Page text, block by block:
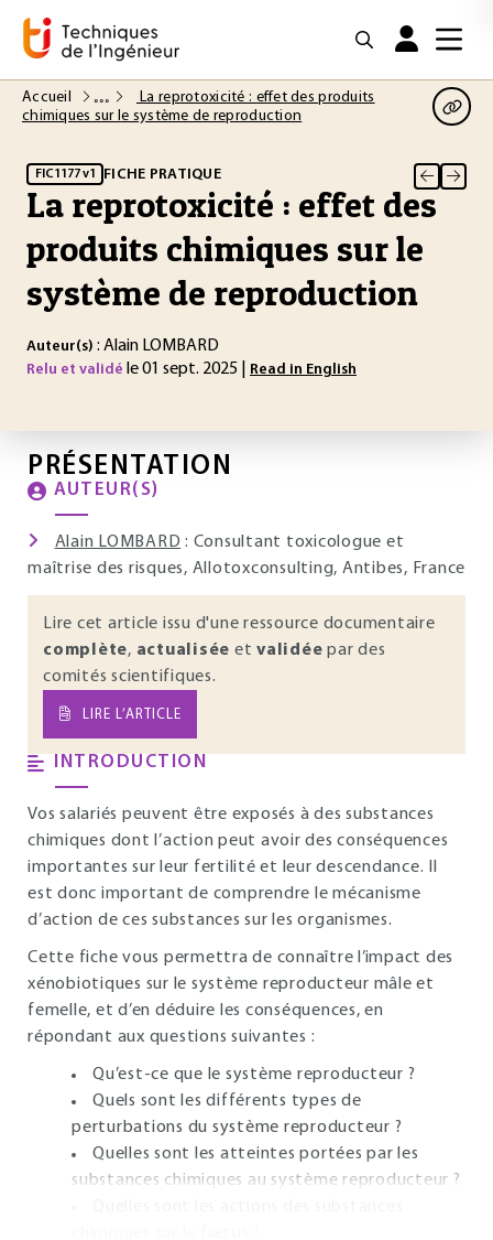
Accueil
La reprotoxicité : effet des produits
chimiques sur le système de reproduction
FIC1177 v1 FICHE PRATIQUE
La reprotoxicité : effet des
produits chimiques sur le
système de reproduction
Auteur(s) : Alain LOMBARD
Relu et validé le 01 sept. 2025 | Read in English
PRÉSENTATION
AUTEUR(S)
Alain LOMBARD : Consultant toxicologue et
maîtrise des risques, Allotoxconsulting, Antibes, France
Lire cet article issu d'une ressource documentaire
complète, actualisée et validée par des
comités scientifiques.
LIRE L’ARTICLE
INTRODUCTION
Vos salariés peuvent être exposés à des substances
chimiques dont l’action peut avoir des conséquences
importantes sur leur fertilité et leur descendance. Il
est donc important de comprendre le mécanisme
d’action de ces substances sur les organismes.
Cette fiche vous permettra de connaître l’impact des
xénobiotiques sur le système reproducteur mâle et
femelle, et d’en déduire les conséquences, en
répondant aux questions suivantes :
Qu’est-ce que le système reproducteur ?
Quels sont les différents types de
perturbations du système reproducteur ?
Quelles sont les atteintes portées par les
substances chimiques au système reproducteur ?